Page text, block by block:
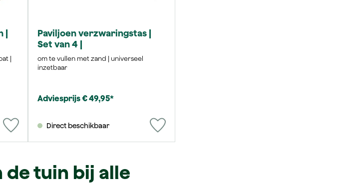
|
Paviljoen verzwaringstas |
Set van 4 |
om te vullen met zand | universeel
inzetbaar
Adviesprijs € 49,95*
Direct beschikbaar
de tuin bij alle